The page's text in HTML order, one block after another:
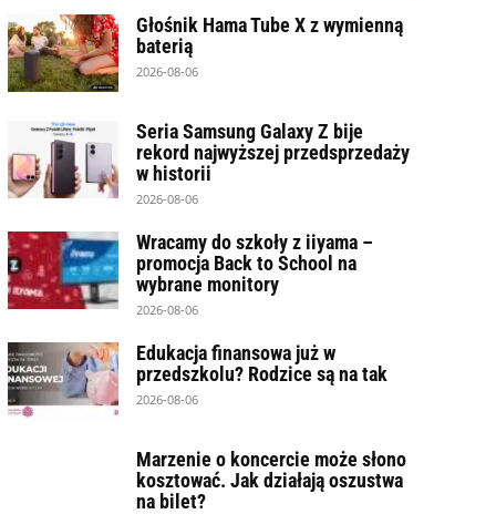
Głośnik Hama Tube X z wymienną
baterią
2026-08-06
Seria Samsung Galaxy Z bije
rekord najwyższej przedsprzedaży
w historii
2026-08-06
Wracamy do szkoły z iiyama –
promocja Back to School na
wybrane monitory
2026-08-06
Edukacja finansowa już w
przedszkolu? Rodzice są na tak
2026-08-06
Marzenie o koncercie może słono
kosztować. Jak działają oszustwa
na bilet?